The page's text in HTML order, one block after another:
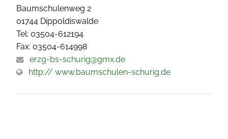
Baumschulenweg 2
01744 Dippoldiswalde
Tel: 03504-612194
Fax: 03504-614998
erzg-bs-schurig@gmx.de
http:// www.baumschulen-schurig.de